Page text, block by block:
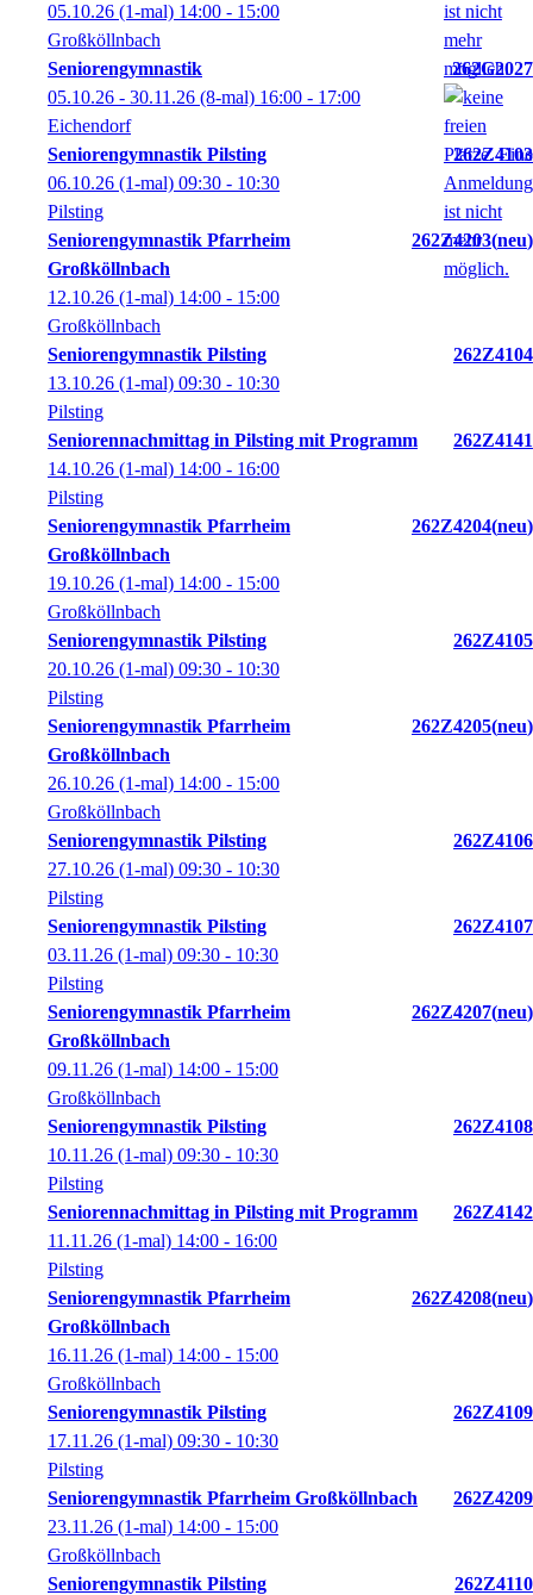
05.10.26 (1-mal) 14:00 - 15:00
Großköllnbach
Seniorengymnastik
262G2027
05.10.26 - 30.11.26 (8-mal) 16:00 - 17:00
Eichendorf
Seniorengymnastik Pilsting
262Z4103
06.10.26 (1-mal) 09:30 - 10:30
Pilsting
Seniorengymnastik Pfarrheim
Großköllnbach
262Z4203 neu
12.10.26 (1-mal) 14:00 - 15:00
Großköllnbach
Seniorengymnastik Pilsting
262Z4104
13.10.26 (1-mal) 09:30 - 10:30
Pilsting
Seniorennachmittag in Pilsting mit Programm
262Z4141
14.10.26 (1-mal) 14:00 - 16:00
Pilsting
Seniorengymnastik Pfarrheim
Großköllnbach
262Z4204 neu
19.10.26 (1-mal) 14:00 - 15:00
Großköllnbach
Seniorengymnastik Pilsting
262Z4105
20.10.26 (1-mal) 09:30 - 10:30
Pilsting
Seniorengymnastik Pfarrheim
Großköllnbach
262Z4205 neu
26.10.26 (1-mal) 14:00 - 15:00
Großköllnbach
Seniorengymnastik Pilsting
262Z4106
27.10.26 (1-mal) 09:30 - 10:30
Pilsting
Seniorengymnastik Pilsting
262Z4107
03.11.26 (1-mal) 09:30 - 10:30
Pilsting
Seniorengymnastik Pfarrheim
Großköllnbach
262Z4207 neu
09.11.26 (1-mal) 14:00 - 15:00
Großköllnbach
Seniorengymnastik Pilsting
262Z4108
10.11.26 (1-mal) 09:30 - 10:30
Pilsting
Seniorennachmittag in Pilsting mit Programm
262Z4142
11.11.26 (1-mal) 14:00 - 16:00
Pilsting
Seniorengymnastik Pfarrheim
Großköllnbach
262Z4208 neu
16.11.26 (1-mal) 14:00 - 15:00
Großköllnbach
Seniorengymnastik Pilsting
262Z4109
17.11.26 (1-mal) 09:30 - 10:30
Pilsting
Seniorengymnastik Pfarrheim Großköllnbach
262Z4209
23.11.26 (1-mal) 14:00 - 15:00
Großköllnbach
Seniorengymnastik Pilsting
262Z4110